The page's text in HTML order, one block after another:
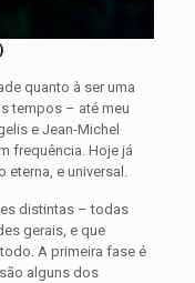
quanto à ser uma
tempos – até meu
e Jean-Michel
frequência. Hoje já
e universal.
distintas – todas
gerais, e que
A primeira fase é
alguns dos